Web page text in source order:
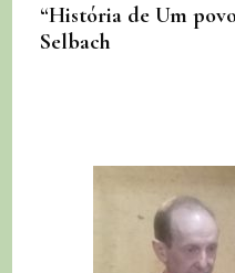
“História de Um
Selbach